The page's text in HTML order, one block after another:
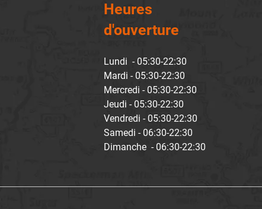
Heures
d'ouverture
Lundi - 05:30-22:30
Mardi - 05:30-22:30
Mercredi - 05:30-22:30
Jeudi - 05:30-22:30
Vendredi - 05:30-22:30
Samedi - 06:30-22:30
Dimanche - 06:30-22:30